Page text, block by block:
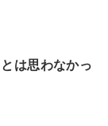
は思わなかっ